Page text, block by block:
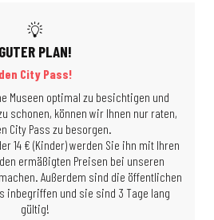
GUTER PLAN!
den City Pass!
Museen optimal zu besichtigen und
schonen, können wir Ihnen nur raten,
City Pass zu besorgen.
14 € (Kinder) werden Sie ihn mit Ihren
ermäßigten Preisen bei unseren
Außerdem sind die öffentlichen
inbegriffen und sie sind 3 Tage lang
gültig!